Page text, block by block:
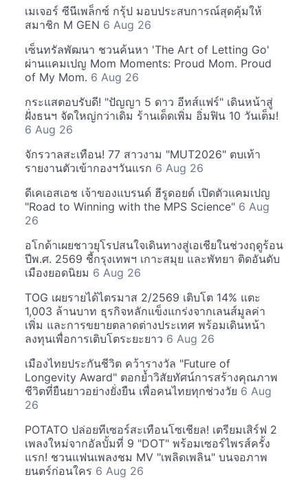
เมเจอร์ ซีนีเพล็กซ์ กรุ้ป มอบประสบการณ์สุดคุ้มให้
สมาชิก M GEN 6 Aug 26
เซ็นทรัลพัฒนา ชวนค้นหา 'The Art of Letting Go'
ผ่านแคมเปญ Mom Moments: Proud Mom. Proud
of My Mom. 6 Aug 26
กระแสตอบรับดี! "ปัญญา 5 ดาว อีทส์แฟร์" เดินหน้าสู่
ฝั่งธนฯ จัดใหญ่กว่าเดิม ร้านเด็ดเพิ่ม อิ่มฟิน 10 วันเต็ม!
6 Aug 26
จักรวาลสะเทือน! 77 สาวงาม "MUT2026" ตบเท้า
รายงานตัวเข้ากองฯวันแรก 6 Aug 26
ดีเคเอสเอช เจ้าของแบรนด์ ฮีรูดอยด์ เปิดตัวแคมเปญ
"Road to Winning with the MPS Science" 6 Aug
26
อโกด้าเผยชาวยุโรปสนใจเดินทางสู่เอเชียในช่วงฤดูร้อน
ปีพ.ศ. 2569 ชี้กรุงเทพฯ เกาะสมุย และพัทยา ติดอันดับ
เมืองยอดนิยม 6 Aug 26
TOG เผยรายได้ไตรมาส 2/2569 เติบโต 14% แตะ
1,003 ล้านบาท ธุรกิจหลักแข็งแกร่งจากเลนส์มูลค่า
เพิ่ม และการขยายตลาดต่างประเทศ พร้อมเดินหน้า
ลงทุนเพื่อการเติบโตระยะยาว 6 Aug 26
เมืองไทยประกันชีวิต คว้ารางวัล "Future of
Longevity Award" ตอกย้ำวิสัยทัศน์การสร้างคุณภาพ
ชีวิตที่ยืนยาวอย่างยั่งยืน เพื่อคนไทยทุกช่วงวัย 6 Aug
26
POTATO ปล่อยทีเซอร์สะเทือนโซเชียล! เตรียมเสิร์ฟ 2
เพลงใหม่จากอัลบั้มที่ 9 "DOT" พร้อมเซอร์ไพรส์ครั้ง
แรก! ชวนแฟนเพลงชม MV "เพลิดเพลิน" บนจอภาพ
ยนตร์ก่อนใคร 6 Aug 26